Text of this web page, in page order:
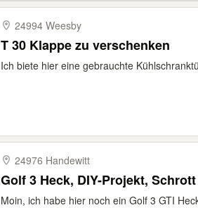
24994 Weesby
T 30 Klappe zu verschenken
Ich biete hier eine gebrauchte
24976 Handewitt
Golf 3 Heck, DIY-Projekt,
Moin, ich habe hier noch ein Golf 3 GTI